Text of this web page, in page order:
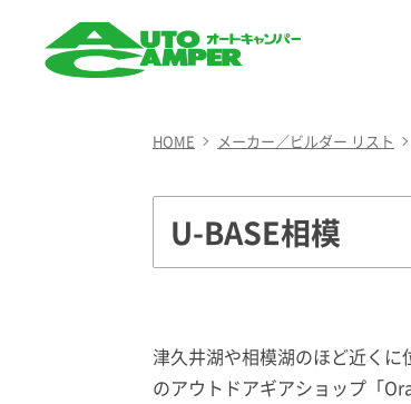
キャンパー）
HOME メーカー／ビルダー リスト
U-BASE相模
津久井湖や相模湖のほど近く
のアウトドアギアショップ「